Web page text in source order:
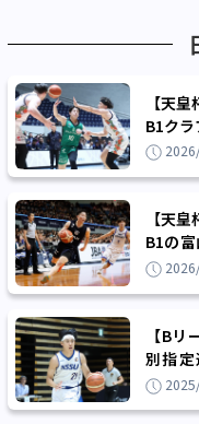
【天
B1ク
最後ま
【天
B1の
いた大
【B
別指
手、日